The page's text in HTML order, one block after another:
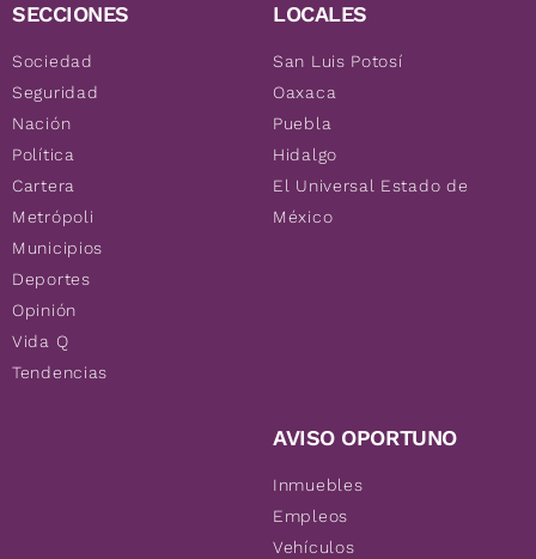
SECCIONES
Sociedad
Seguridad
Nación
Política
Cartera
Metrópoli
Municipios
Deportes
Opinión
Vida Q
Tendencias
LOCALES
San Luis Potosí
Oaxaca
Puebla
Hidalgo
El Universal Estado de
México
AVISO OPORTUNO
Inmuebles
Empleos
Vehículos